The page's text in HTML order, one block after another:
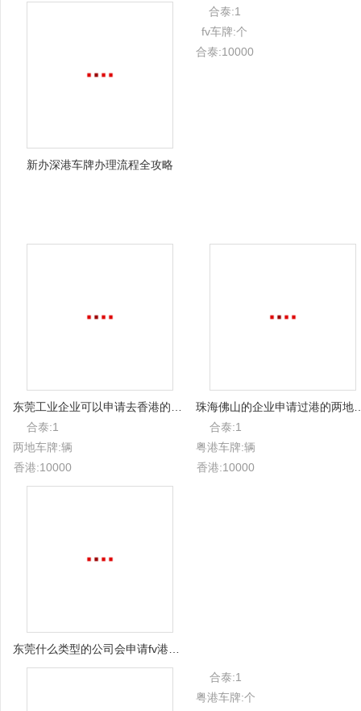
新办深港车牌办理流程全攻略
合泰:1
fv车牌:个
合泰:10000
合泰:1
两地车牌:辆
香港:10000
珠海佛山的企业申请过
合泰:1
粤港车牌:辆
香港:10000
合泰:1
粤港车牌:个